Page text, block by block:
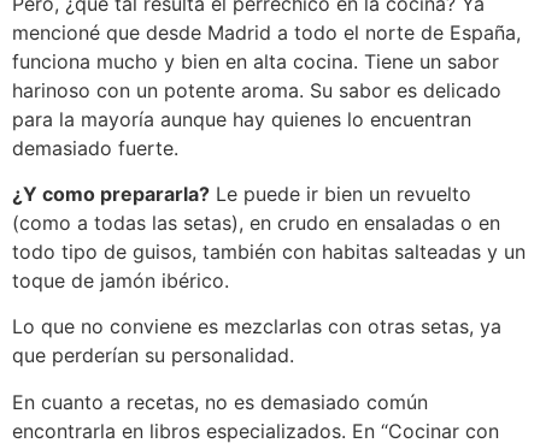
mencioné que desde Madrid a todo el norte de España,
funciona mucho y bien en alta cocina. Tiene un sabor
harinoso con un potente aroma. Su sabor es delicado
para la mayoría aunque hay quienes lo encuentran
demasiado fuerte.
¿Y como prepararla? Le puede ir bien un revuelto
(como a todas las setas), en crudo en ensaladas o en
todo tipo de guisos, también con habitas salteadas y un
toque de jamón ibérico.
Lo que no conviene es mezclarlas con otras setas, ya
que perderían su personalidad.
En cuanto a recetas, no es demasiado común
encontrarla en libros especializados. En “Cocinar con